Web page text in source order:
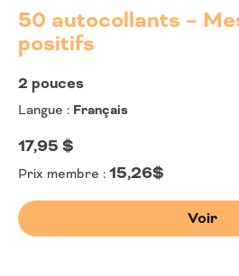
50 autocollants –
positifs
2 pouces
Langue : Français
17,95 $
Prix membre : 15,26$
Voir